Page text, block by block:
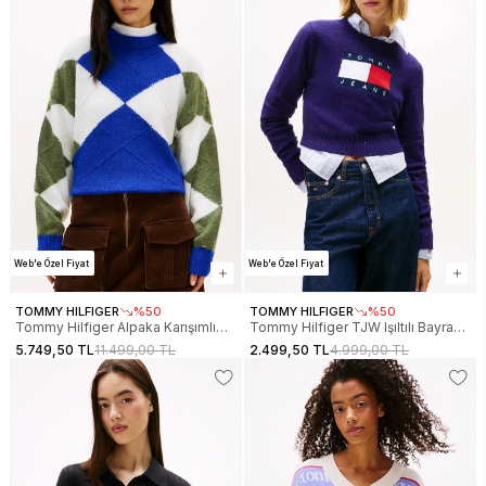
Web'e Özel Fiyat
TOMMY HILFIGER %50
Tommy Hilfiger Alpaka Karışımlı
Baklava Desenli Bisiklet Yaka Uzun
Kollu Kadın Mavi Kazak
WW0WW474640ZU
5.749,50 TL11.499,00 TL
Web'e Özel Fiyat
TOMMY HILFIGER %50
Tommy Hilfiger TJW Işıltılı Bayrak
Desenli Kadın Mor Kazak
DW0DW21690VLY
2.499,50 TL4.999,00 TL